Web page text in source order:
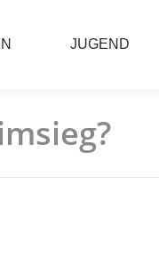
JUGEND